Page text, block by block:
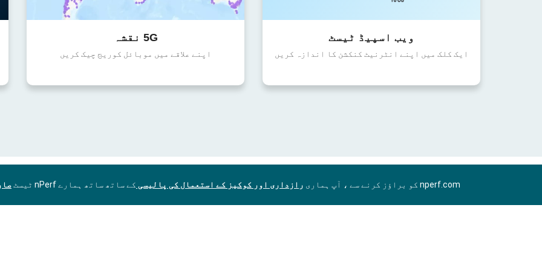
ویب اسپیڈ ٹیسٹ
ایک کلک میں اپنے انٹرنیٹ کنکشن کا اندازہ کریں
5G نقشہ
اپنے علاقے میں موبائل کوریج چیک کریں
nperf.com کو براؤز کرنے سے ، آپ ہماری رازداری اور کوکیز کے استعمال کی پالیسی کے ساتھ ساتھ ہمارے nPerf ٹیسٹ